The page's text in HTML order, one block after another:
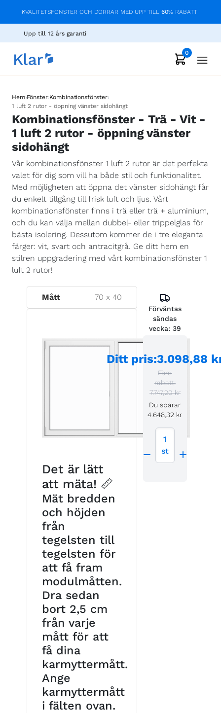
KVALITETSFÖNSTER OCH DÖRRAR MED UPP TILL 60% RABATT
Upp till 12 års garanti
0
Hem›Fönster›Kombinationsfönster›
1 luft 2 rutor - öppning vänster sidohängt
Kombinationsfönster - Trä - Vit -
1 luft 2 rutor - öppning vänster
sidohängt
Vår kombinationsfönster 1 luft 2 rutor är det perfekta
valet för dig som vill ha både stil och funktionalitet.
Med möjligheten att öppna det vänster sidohängt får
du enkelt tillgång till frisk luft och ljus. Vårt
kombinationsfönster finns i trä eller trä + aluminium,
och du kan välja mellan dubbel- eller trippelglas för
bästa isolering. Dessutom kommer de i tre eleganta
färger: vit, svart och antracitgrå. Ge ditt hem en
stilren uppgradering med vårt kombinationsfönster 1
luft 2 rutor!
Mått 70 x40
Det är lätt
att mäta! 📏
Mät bredden
och höjden
från
tegelsten till
tegelsten för
att få fram
modulmåtten.
Dra sedan
bort 2,5 cm
från varje
mått för att
få dina
karmyttermått.
Ange
karmyttermått
i fälten ovan.
Förväntas
sändas
vecka: 39
Ditt pris:3.098,88
Före
rabatt:
7.747,20 kr
Du sparar
4.648,32 kr
1
st